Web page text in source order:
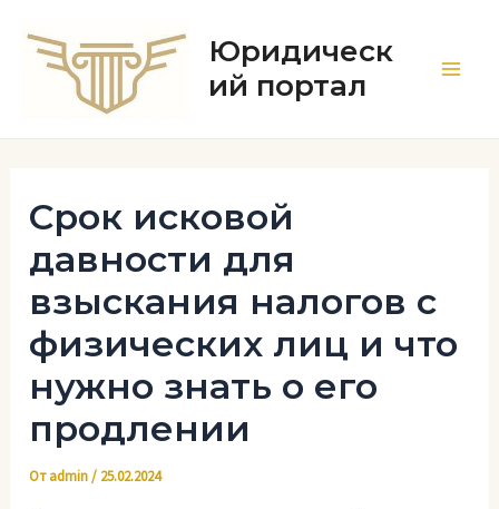
содержимому
Юридическ
ий портал
Срок исковой
давности для
взыскания налогов с
физических лиц и что
нужно знать о его
продлении
Отadmin/ 25.02.2024